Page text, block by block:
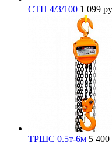
СТП 4/3/100 1 099
ТРШС 0.5т-6м 5 400